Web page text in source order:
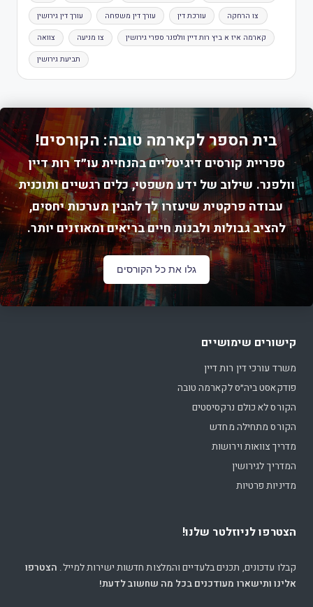
עורך דין גירושין עורך דין משפחה עורכת דין צו הרחקה
צוואה צו מניעה קארמה איז א ביץ רות דיין וולפנר ספרי גירושין
תביעת גירושין
בית הספר לקארמה טובה: הקורסים!
ספריית קורסים דיגיטליים בהנחיית עו״ד רות דיין
וולפנר. שילוב של ידע משפטי, כלים רגשיים ותוכנית
עבודה פרקטית שיעזרו לך להבין מערכות יחסים,
להציב גבולות ולבנות חיים בריאים ומאוזנים יותר.
גלו את כל הקורסים
קישורים שימושיים
משרד עורכי דין רות דיין
פודקאסט ביה״ס לקארמה טובה
הקורס לא כולם נרקסיסטים
הקורס מתחילה מחדש
מדריך צוואות וירושות
המדריך לגירושין
מדיניות פרטיות
הצטרפו לניוזלטר שלנו!
קבלו עדכונים, תכנים בלעדיים והמלצות חדשות ישירות למייל. הצטרפו
אלינו ותישארו מעודכנים בכל מה שחשוב לדעת!